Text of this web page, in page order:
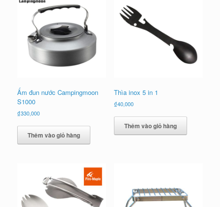
Ấm đun nước Campingmoon
S1000
₫330,000
Thêm vào giỏ hàng
Thìa inox 5 in 1
₫40,000
Thêm vào giỏ hàng